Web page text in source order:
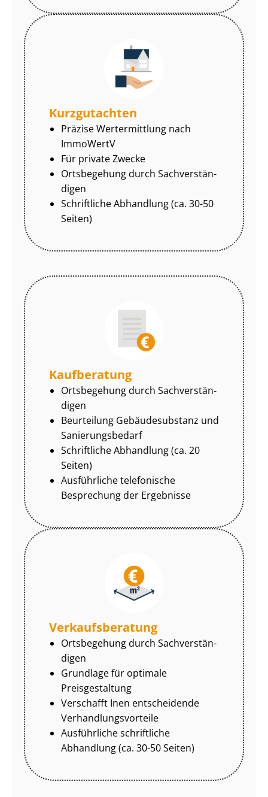
Kurzgutachten
Präzise Wertermittlung nach
ImmoWertV
Für private Zwecke
Ortsbegehung durch Sach­ver­stän­
di­gen
Schriftliche Abhandlung (ca. 30-50
Seiten)
Kaufberatung
Ortsbegehung durch Sach­ver­stän­
di­gen
Beurteilung Gebäudesubstanz und
Sa­nie­rungs­be­darf
Schriftliche Abhandlung (ca. 20
Seiten)
Ausführliche telefonische
Besprechung der Ergebnisse
Ver­kaufs­be­ra­tung
Ortsbegehung durch Sach­ver­stän­
di­gen
Grundlage für optimale
Preisgestaltung
Verschafft Inen entscheidende
Ver­hand­lungs­vor­tei­le
Ausführliche schriftliche
Abhandlung (ca. 30-50 Seiten)